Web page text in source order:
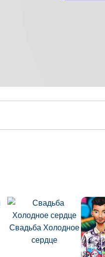
Свадьба Холодное
сердце